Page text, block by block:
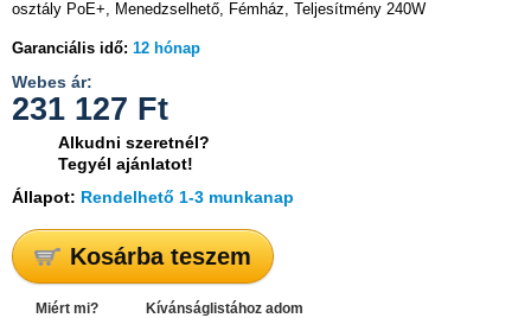
osztály PoE+, Menedzselhető, Fémház, Teljesítmény 240W
Garanciális idő: 12 hónap
Webes ár:
231 127 Ft
Alkudni szeretnél?
Tegyél ajánlatot!
Állapot: Rendelhető 1-3 munkanap
Kosárba teszem
Miért mi? Kívánságlistához adom